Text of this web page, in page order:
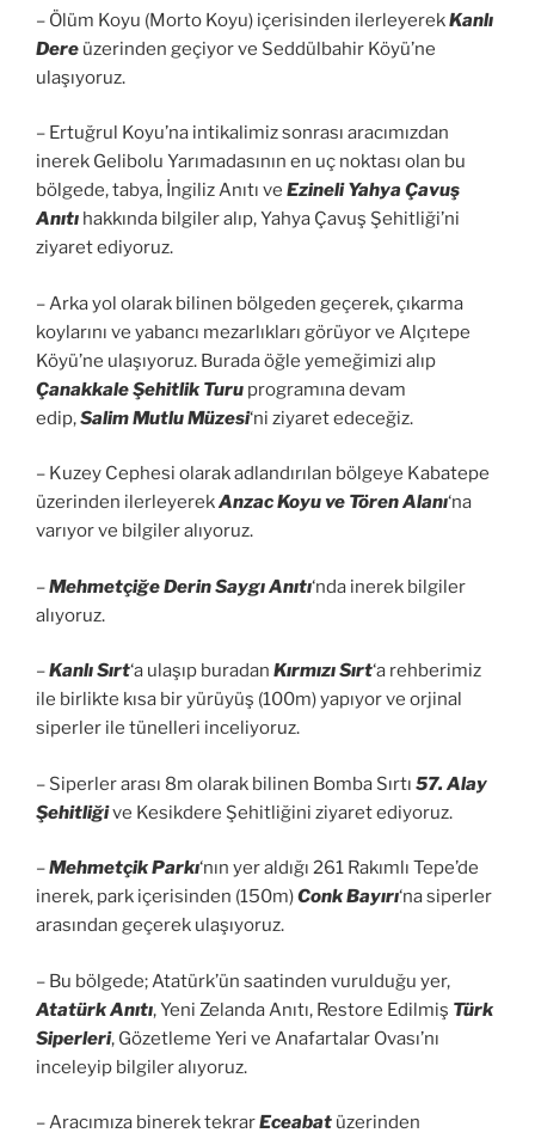
– Ölüm Koyu (Morto Koyu) içerisinden ilerleyerekKanlı
Dere üzerinden geçiyor ve Seddülbahir Köyü’ne
ulaşıyoruz.
– Ertuğrul Koyu’na intikalimiz sonrası aracımızdan
inerek Gelibolu Yarımadasının en uç noktası olan bu
bölgede, tabya, İngiliz Anıtı ve Ezineli Yahya Çavuş
Anıtı hakkında bilgiler alıp, Yahya Çavuş Şehitliği’ni
ziyaret ediyoruz.
– Arka yol olarak bilinen bölgeden geçerek, çıkarma
koylarını ve yabancı mezarlıkları görüyor ve Alçıtepe
Köyü’ne ulaşıyoruz. Burada öğle yemeğimizi alıp
Çanakkale Şehitlik Turu programına devam
edip,Salim Mutlu Müzesi‘ni ziyaret edeceğiz.
– Kuzey Cephesi olarak adlandırılan bölgeye Kabatepe
üzerinden ilerleyerekAnzac Koyu ve Tören Alanı‘na
varıyor ve bilgiler alıyoruz.
–Mehmetçiğe Derin Saygı Anıtı‘nda inerek bilgiler
alıyoruz.
–Kanlı Sırt‘a ulaşıp buradan Kırmızı Sırt‘a rehberimiz
ile birlikte kısa bir yürüyüş (100m) yapıyor ve orjinal
siperler ile tünelleri inceliyoruz.
– Siperler arası 8m olarak bilinen Bomba Sırtı 57. Alay
Şehitliğive Kesikdere Şehitliğini ziyaret ediyoruz.
–Mehmetçik Parkı‘nın yer aldığı 261 Rakımlı Tepe’de
inerek, park içerisinden (150m)Conk Bayırı‘na siperler
arasından geçerek ulaşıyoruz.
– Bu bölgede; Atatürk’ün saatinden vurulduğu yer,
Atatürk Anıtı, Yeni Zelanda Anıtı, Restore Edilmiş Türk
Siperleri, Gözetleme Yeri ve Anafartalar Ovası’nı
inceleyip bilgiler alıyoruz.
– Aracımıza binerek tekrarEceabat üzerinden